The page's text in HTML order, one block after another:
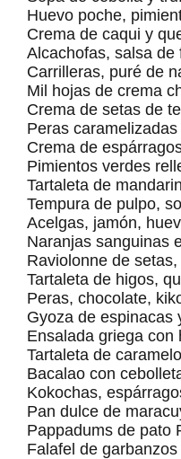
Huevo poche,
Crema de caqui y
Alcachofas, salsa de
Carrilleras, puré de
Mil hojas de crema
Crema de setas de
Peras
Crema de
Pimientos verdes
Tartaleta de
Tempura de pulpo,
Acelgas, jamón,
Naranjas sanguinas
Raviolonne de setas,
Tartaleta de higos,
Peras, chocolate,
Gyoza de espinacas
Ensalada griega con
Tartaleta de
Bacalao con
Kokochas,
Pan dulce de
Pappadums de pato
Falafel de